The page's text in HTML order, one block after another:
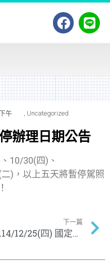
午 , Uncategorized
辦理日期公告
10/30(四)、
)，以上五天將暫停駕照
下一篇
114/12/25(四) 國定假日，休診一天